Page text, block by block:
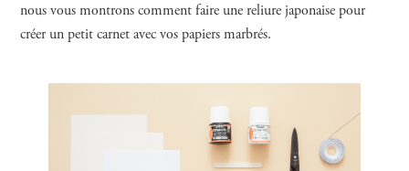
nous vous montrons comment faire une reliure japonaise pour
créer un petit carnet avec vos papiers marbrés.